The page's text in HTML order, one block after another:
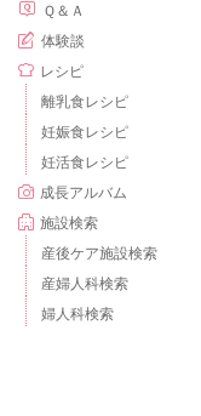
Ｑ＆Ａ
体験談
レシピ
離乳食レシピ
妊娠食レシピ
妊活食レシピ
成長アルバム
施設検索
産後ケア施設検索
産婦人科検索
婦人科検索